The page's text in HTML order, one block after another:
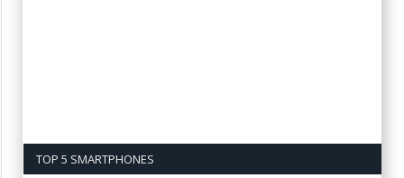
TOP 5 SMARTPHONES